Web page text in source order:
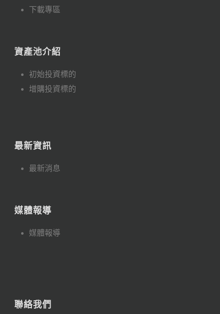
下載專區
資產池介紹
初始投資標的
增購投資標的
最新資訊
最新消息
媒體報導
媒體報導
聯絡我們